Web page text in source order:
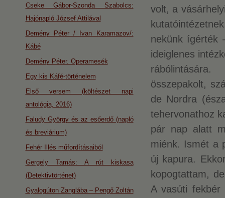
volt, a
nekünk ígérték
ideiglenes
összepakolt,
de Nordra
tehervonathoz
pár nap alatt
miénk. Ismét a
új kapura.
kopogtattam,
A vasúti fekbér
Cseke Gábor-Szonda Szabolcs:
Hajónapló József Attilával
Demény Péter / Ivan Karamazov/:
Kábé
Demény Péter. Operamesék
Egy kis Káfé-történelem
Első versem (költészet napi
antológia, 2016)
Faludy György és az esőerdő (napló
és breviárium)
Fehér Illés műfordításaiból
Gergely Tamás: A rút kiskasa
(Detektivtörténet)
Gyalogúton Zanglába – Pengő Zoltán